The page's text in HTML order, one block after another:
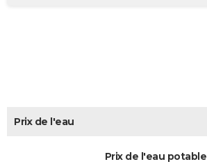
Carte de Noël
Carte Bonne année
Carte Saint-Valentin
Carte Pâques
Carte d'anniversaire
DICTIONNAIRE
Prix de l'eau
Prix de l'eau potable